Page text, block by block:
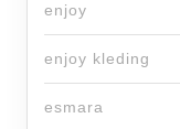
enjoy
enjoy kleding
esmara